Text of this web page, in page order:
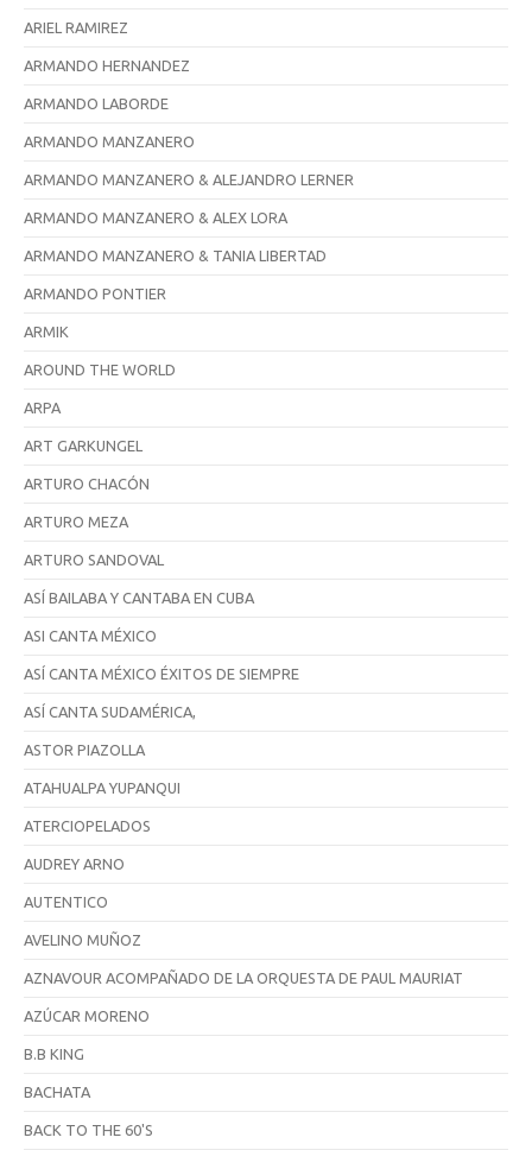
ARIEL RAMIREZ
ARMANDO HERNANDEZ
ARMANDO LABORDE
ARMANDO MANZANERO
ARMANDO MANZANERO & ALEJANDRO LERNER
ARMANDO MANZANERO & ALEX LORA
ARMANDO MANZANERO & TANIA LIBERTAD
ARMANDO PONTIER
ARMIK
AROUND THE WORLD
ARPA
ART GARKUNGEL
ARTURO CHACÓN
ARTURO MEZA
ARTURO SANDOVAL
ASÍ BAILABA Y CANTABA EN CUBA
ASI CANTA MÉXICO
ASÍ CANTA MÉXICO ÉXITOS DE SIEMPRE
ASÍ CANTA SUDAMÉRICA,
ASTOR PIAZOLLA
ATAHUALPA YUPANQUI
ATERCIOPELADOS
AUDREY ARNO
AUTENTICO
AVELINO MUÑOZ
AZNAVOUR ACOMPAÑADO DE LA ORQUESTA DE PAUL MAURIAT
AZÚCAR MORENO
B.B KING
BACHATA
BACK TO THE 60'S